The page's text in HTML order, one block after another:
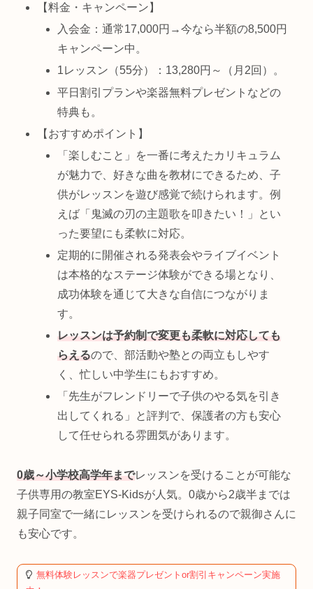
【料金・キャンペーン】
入会金：通常17,000円→今なら半額の8,500円
キャンペーン中。
1レッスン（55分）：13,280円～（月2回）。
平日割引プランや楽器無料プレゼントなどの
特典も。
【おすすめポイント】
「楽しむこと」を一番に考えたカリキュラム
が魅力で、好きな曲を教材にできるため、子
供がレッスンを遊び感覚で続けられます。例
えば「鬼滅の刃の主題歌を叩きたい！」とい
った要望にも柔軟に対応。
定期的に開催される発表会やライブイベント
は本格的なステージ体験ができる場となり、
成功体験を通じて大きな自信につながりま
す。
レッスンは予約制で変更も柔軟に対応しても
らえるので、部活動や塾との両立もしやす
く、忙しい中学生にもおすすめ。
「先生がフレンドリーで子供のやる気を引き
出してくれる」と評判で、保護者の方も安心
して任せられる雰囲気があります。
0歳～小学校高学年までレッスンを受けることが可能な
子供専用の教室EYS-Kidsが人気。0歳から2歳半までは
親子同室で一緒にレッスンを受けられるので親御さんに
も安心です。
無料体験レッスンで楽器プレゼントor割引キャンペーン実施